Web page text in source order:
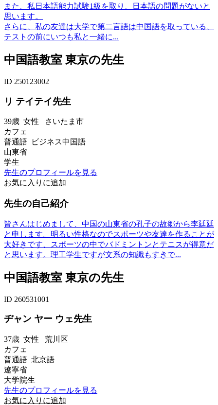
また、私日本語能力試験1級を取り、日本語の問題がないと
思います。
さらに、私の友達は大学で第二言語は中国語を取っている、
テストの前にいつも私と一緒に...
中国語教室 東京の先生
ID 250123002
リ テイテイ先生
39歳 女性 さいたま市
カフェ
普通語 ビジネス中国語
山東省
学生
先生のプロフィールを見る
お気に入りに追加
先生の自己紹介
皆さんはじめまして、中国の山東省の孔子の故郷から李廷廷
と申します。明るい性格なのでスポーツや友達を作ることが
大好きです、スポーツの中でバドミントンとテニスが得意だ
と思います。理工学生ですが文系の知識もすきで...
中国語教室 東京の先生
ID 260531001
ヂャン ヤー ウェ先生
37歳 女性 荒川区
カフェ
普通語 北京語
遼寧省
大学院生
先生のプロフィールを見る
お気に入りに追加